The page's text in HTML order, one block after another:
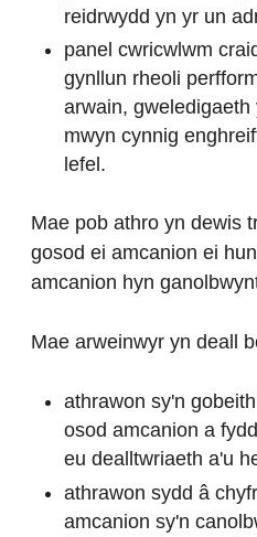
reidrwydd yn yr un
panel cwricwlwm
gynllun rheoli
arwain,
mwyn cynnig
lefel.
Mae pob athro yn dewis
gosod ei amcanion ei
amcanion hyn
Mae arweinwyr yn deall
athrawon sy'n
osod amcanion a
eu dealltwriaeth a'u
athrawon sydd â
amcanion sy'n